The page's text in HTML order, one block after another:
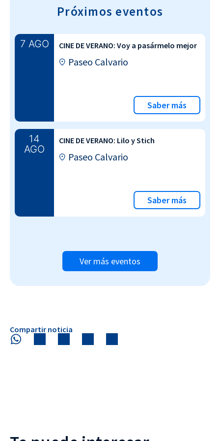
Próximos eventos
7 AGO CINE DE VERANO: Voy a pasármelo mejor
Paseo Calvario
Saber más
14
AGO
CINE DE VERANO: Lilo y Stich
Paseo Calvario
Saber más
Ver más eventos
Compartir noticia